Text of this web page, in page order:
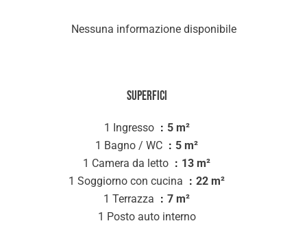
Nessuna informazione disponibile
Superfici
1 Ingresso
5 m²
1 Bagno / WC
5 m²
1 Camera da letto
13 m²
1 Soggiorno con cucina
22 m²
1 Terrazza
7 m²
1 Posto auto interno